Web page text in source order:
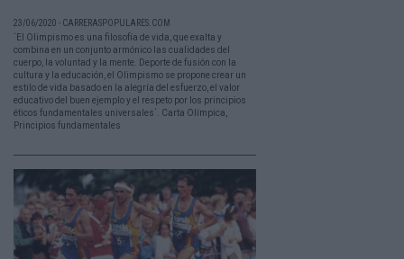
23/06/2020 - CARRERASPOPULARES.COM
´El Olimpismo es una filosofía de vida, que exalta y
combina en un conjunto armónico las cualidades del
cuerpo, la voluntad y la mente. Deporte de fusión con la
cultura y la educación, el Olimpismo se propone crear un
estilo de vida basado en la alegría del esfuerzo, el valor
educativo del buen ejemplo y el respeto por los principios
éticos fundamentales universales´. Carta Olímpica,
Principios fundamentales